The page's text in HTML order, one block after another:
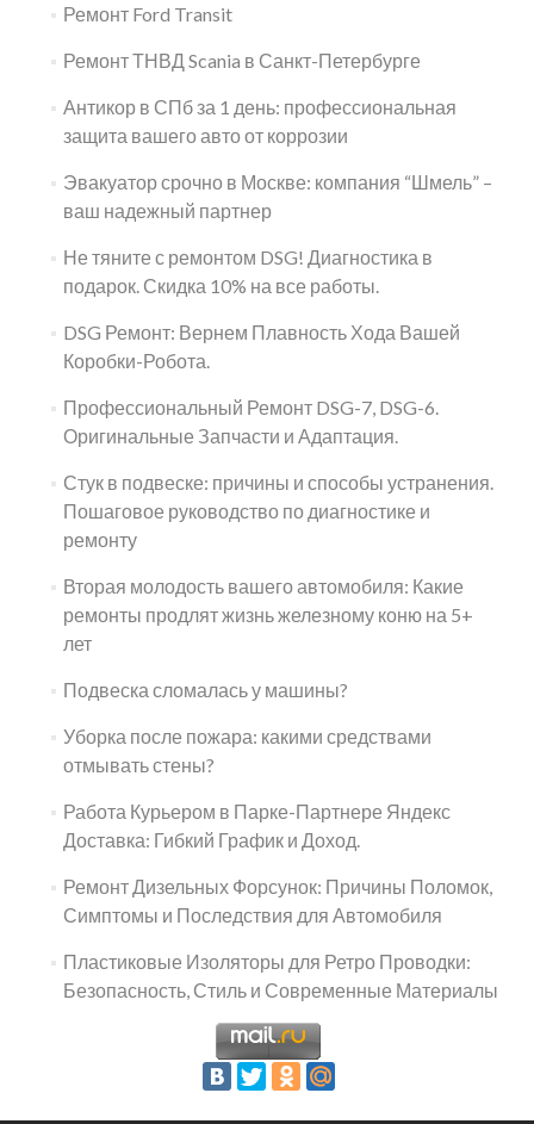
Ремонт Ford Transit
Ремонт ТНВД Scania в Санкт-Петербурге
Антикор в СПб за 1 день: профессиональная
защита вашего авто от коррозии
Эвакуатор срочно в Москве: компания “Шмель” –
ваш надежный партнер
Не тяните с ремонтом DSG! Диагностика в
подарок. Скидка 10% на все работы.
DSG Ремонт: Вернем Плавность Хода Вашей
Коробки-Робота.
Профессиональный Ремонт DSG-7, DSG-6.
Оригинальные Запчасти и Адаптация.
Стук в подвеске: причины и способы устранения.
Пошаговое руководство по диагностике и
ремонту
Вторая молодость вашего автомобиля: Какие
ремонты продлят жизнь железному коню на 5+
лет
Подвеска сломалась у машины?
Уборка после пожара: какими средствами
отмывать стены?
Работа Курьером в Парке-Партнере Яндекс
Доставка: Гибкий График и Доход.
Ремонт Дизельных Форсунок: Причины Поломок,
Симптомы и Последствия для Автомобиля
Пластиковые Изоляторы для Ретро Проводки:
Безопасность, Стиль и Современные Материалы